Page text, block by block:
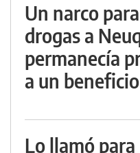
Un narco
drogas a
permanecía
a un
Lo llamó